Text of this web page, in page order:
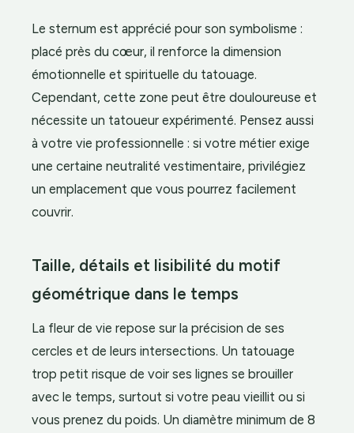
Le sternum est apprécié pour son symbolisme :
placé près du cœur, il renforce la dimension
émotionnelle et spirituelle du tatouage.
Cependant, cette zone peut être douloureuse et
nécessite un tatoueur expérimenté. Pensez aussi
à votre vie professionnelle : si votre métier exige
une certaine neutralité vestimentaire, privilégiez
un emplacement que vous pourrez facilement
couvrir.
Taille, détails et lisibilité du motif
géométrique dans le temps
La fleur de vie repose sur la précision de ses
cercles et de leurs intersections. Un tatouage
trop petit risque de voir ses lignes se brouiller
avec le temps, surtout si votre peau vieillit ou si
vous prenez du poids. Un diamètre minimum de 8